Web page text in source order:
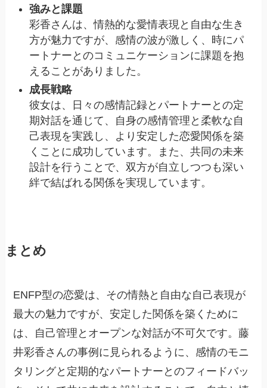
強みと課題
彩香さんは、情熱的な愛情表現と自由な生き
方が魅力ですが、感情の波が激しく、時にパ
ートナーとのコミュニケーションに課題を抱
えることがありました。
成長戦略
彼女は、日々の感情記録とパートナーとの定
期対話を通じて、自身の感情管理と柔軟な自
己表現を実践し、より安定した恋愛関係を築
くことに成功しています。また、共同の未来
設計を行うことで、双方が自立しつつも深い
絆で結ばれる関係を実現しています。
まとめ
ENFP型の恋愛は、その情熱と自由な自己表現が
最大の魅力ですが、安定した関係を築くために
は、自己管理とオープンな対話が不可欠です。藤
井彩香さんの事例に見られるように、感情のモニ
タリングと定期的なパートナーとのフィードバッ